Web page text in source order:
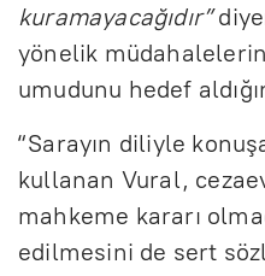
kuramayacağıdır”
yönelik
umudunu hedef
“Sarayın diliyle
kullanan Vural,
mahkeme kararı
edilmesini de sert